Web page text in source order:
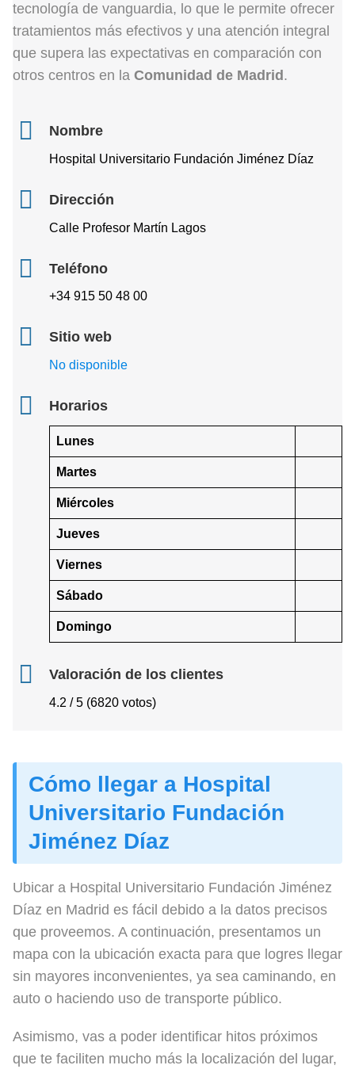
tecnología de vanguardia, lo que le permite ofrecer
tratamientos más efectivos y una atención integral
que supera las expectativas en comparación con
otros centros en la Comunidad de Madrid .
Nombre
Hospital Universitario Fundación Jiménez Díaz
Dirección
Calle Profesor Martín Lagos
Teléfono
+34 915 50 48 00
Sitio web
No disponible
Horarios
Lunes
Martes
Miércoles
Jueves
Viernes
Sábado
Domingo
Valoración de los clientes
4.2 / 5 (6820 votos)
Cómo llegar a Hospital
Universitario Fundación
Jiménez Díaz
Ubicar a Hospital Universitario Fundación Jiménez
Díaz en Madrid es fácil debido a la datos precisos
que proveemos. A continuación, presentamos un
mapa con la ubicación exacta para que logres llegar
sin mayores inconvenientes, ya sea caminando, en
auto o haciendo uso de transporte público.
Asimismo, vas a poder identificar hitos próximos
que te faciliten mucho más la localización del lugar,